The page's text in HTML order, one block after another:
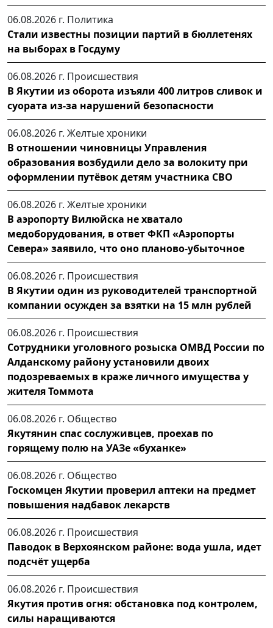
06.08.2026 г. Политика
Стали известны позиции партий в бюллетенях
на выборах в Госдуму
06.08.2026 г. Происшествия
В Якутии из оборота изъяли 400 литров сливок и
суората из-за нарушений безопасности
06.08.2026 г. Желтые хроники
В отношении чиновницы Управления
образования возбудили дело за волокиту при
оформлении путёвок детям участника СВО
06.08.2026 г. Желтые хроники
В аэропорту Вилюйска не хватало
медоборудования, в ответ ФКП «Аэропорты
Севера» заявило, что оно планово-убыточное
06.08.2026 г. Происшествия
В Якутии один из руководителей транспортной
компании осужден за взятки на 15 млн рублей
06.08.2026 г. Происшествия
Сотрудники уголовного розыска ОМВД России по
Алданскому району установили двоих
подозреваемых в краже личного имущества у
жителя Томмота
06.08.2026 г. Общество
Якутянин спас сослуживцев, проехав по
горящему полю на УАЗе «буханке»
06.08.2026 г. Общество
Госкомцен Якутии проверил аптеки на предмет
повышения надбавок лекарств
06.08.2026 г. Происшествия
Паводок в Верхоянском районе: вода ушла, идет
подсчёт ущерба
06.08.2026 г. Происшествия
Якутия против огня: обстановка под контролем,
силы наращиваются